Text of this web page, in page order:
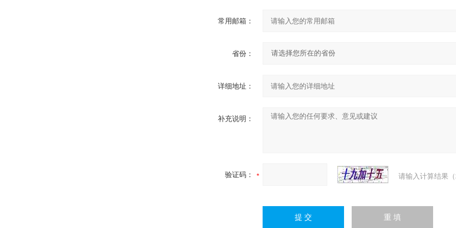
常用邮箱：
省份：
详细地址：
补充说明：
验证码： 请输入计算结果